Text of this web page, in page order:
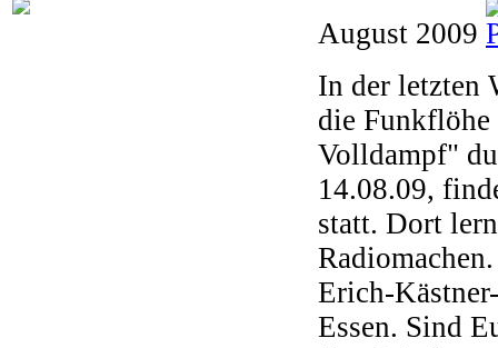
August 2009
In der letzten
die Funkflöhe
Volldampf"
14.08.09,
statt. Dort
Erich-
Essen. Sind